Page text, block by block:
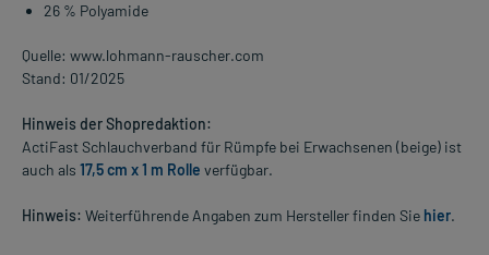
26 % Polyamide
Quelle: www.lohmann-rauscher.com
Stand: 01/2025
Hinweis der Shopredaktion:
ActiFast Schlauchverband für Rümpfe bei Erwachsenen (beige) ist
auch als 17,5 cm x 1 m Rolle verfügbar.
Hinweis: Weiterführende Angaben zum Hersteller finden Sie hier.